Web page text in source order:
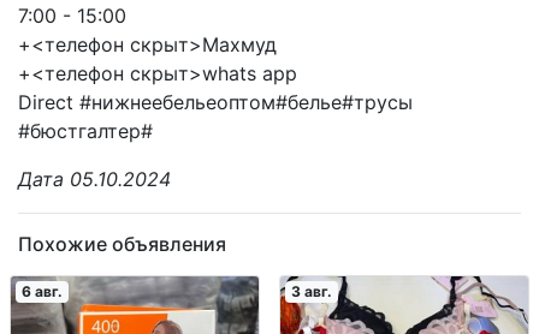
7:00 - 15:00
+<телефон скрыт>Махмуд
+<телефон скрыт>whats app
Direct #нижнеебельеоптом#белье#трусы
#бюстгалтер#
Дата 05.10.2024
Похожие объявления
6 авг. 3 авг.